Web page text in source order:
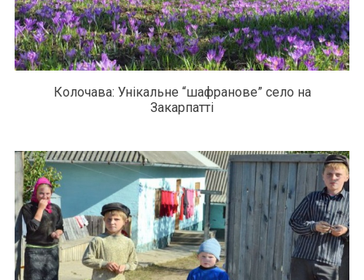
Колочава: Унікальне “шафранове” село на
Закарпатті